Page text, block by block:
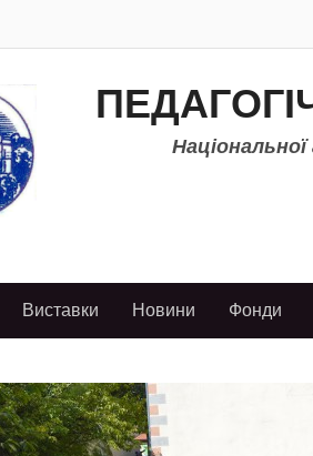
Національної
Виставки Новини Фонди